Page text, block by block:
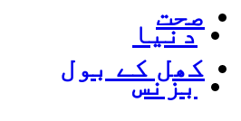
دنیا
بزنس
صحت
کھل کے بول